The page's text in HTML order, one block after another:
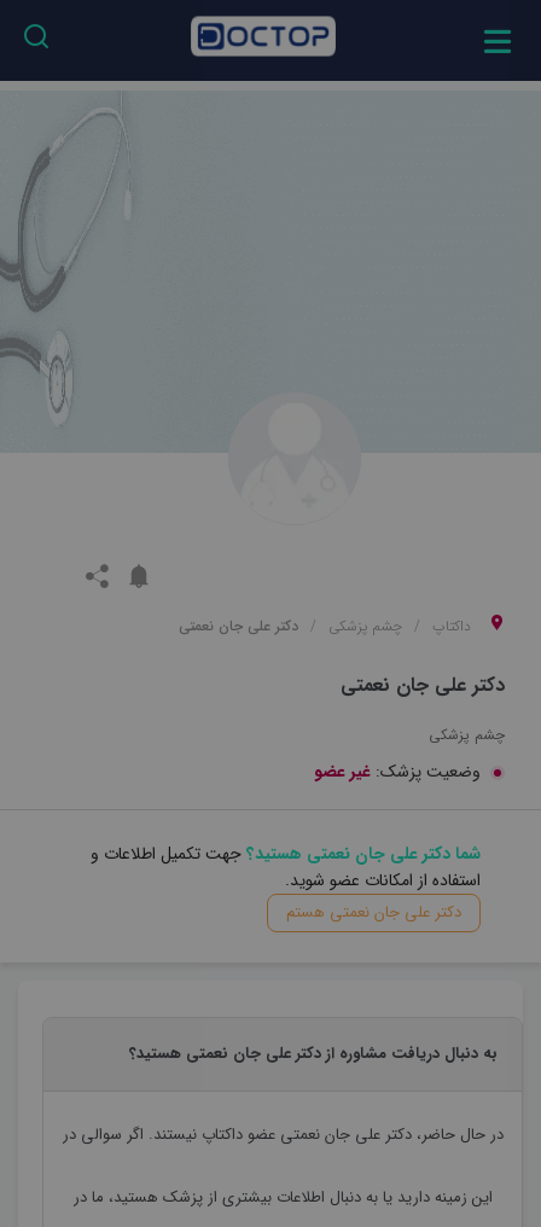
داکتاپ چشم پزشکی دکتر علی جان نعمتی
دکتر علی جان نعمتی
چشم پزشکی
وضعیت پزشک: غیر عضو
شما دکتر علی جان نعمتی هستید؟جهت تکمیل اطلاعات و
استفاده از امکانات عضو شوید.
دکتر علی جان نعمتی هستم
به دنبال دریافت مشاوره از دکتر علی جان نعمتی هستید؟
در حال حاضر،دکتر علی جان نعمتی عضو داکتاپ نیستند. اگر سوالی در
این زمینه دارید یا به دنبال اطلاعات بیشتری از پزشک هستید، ما در